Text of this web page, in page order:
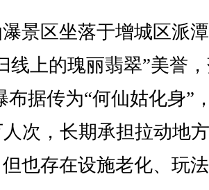
区坐落于增城区派
线上的瑰丽翡翠”美誉
布据传为“何仙姑化身”
次，长期承担拉动地
也存在设施老化、玩